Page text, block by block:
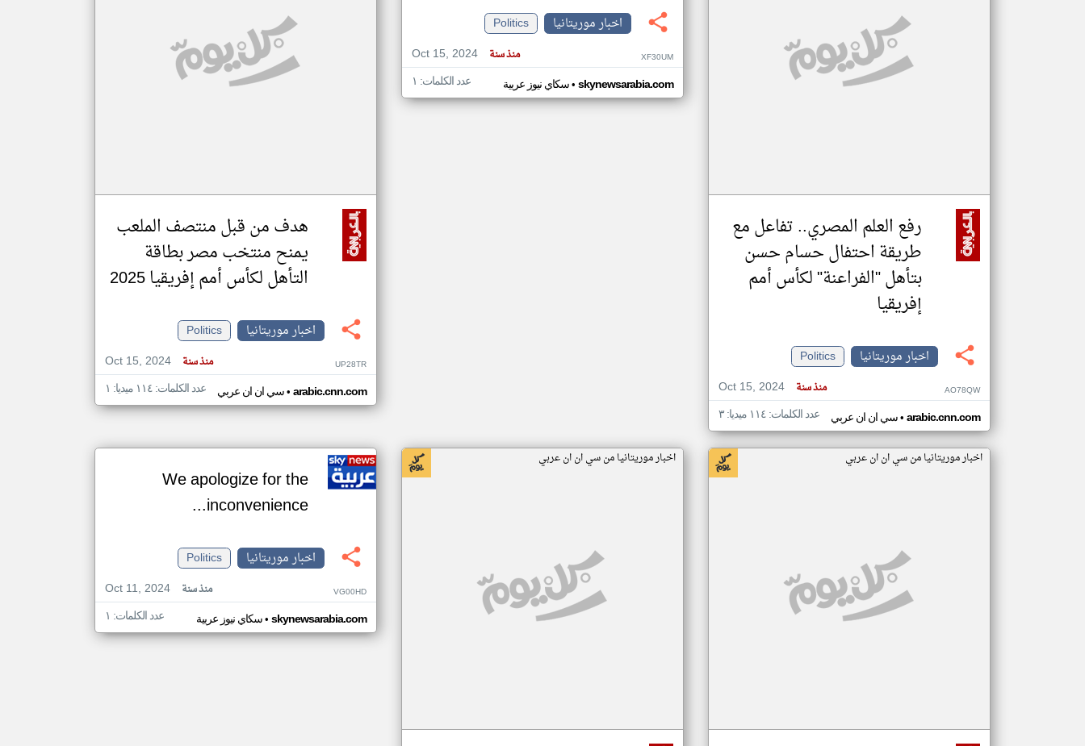
مصادر الأخبار من موريتانيا
رفع العلم المصري.. تفاعل مع
طريقة احتفال حسام حسن
بتأهل "الفراعنة" لكأس أمم
إفريقيا
اخبار موريتانيا
Politics
Oct 15, 2024
منذ سنة AO78QW
سي ان ان عربي• arabic.cnn.com عدد الكلمات: ١١٤ ميديا: ٣
اخبار موريتانيا
Politics
Oct 15, 2024
منذ سنة XF30UM
سكاي نيوز عربية• skynewsarabia.com عدد الكلمات: ١
هدف من قبل منتصف الملعب
يمنح منتخب مصر بطاقة
التأهل لكأس أمم إفريقيا 2025
اخبار موريتانيا
Politics
Oct 15, 2024
منذ سنة UP28TR
سي ان ان عربي• arabic.cnn.com عدد الكلمات: ١١٤ ميديا: ١
اخبار موريتانيا من سي ان ان عربي اخبار موريتانيا من سي ان ان عربي
We apologize for the
inconvenience...
اخبار موريتانيا
Politics
Oct 11, 2024
منذ سنة VG00HD
سكاي نيوز عربية• skynewsarabia.com عدد الكلمات: ١